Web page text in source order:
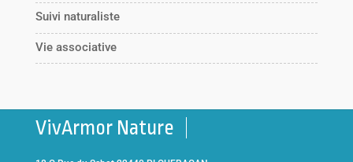
Suivi naturaliste
Vie associative
VivArmor Nature